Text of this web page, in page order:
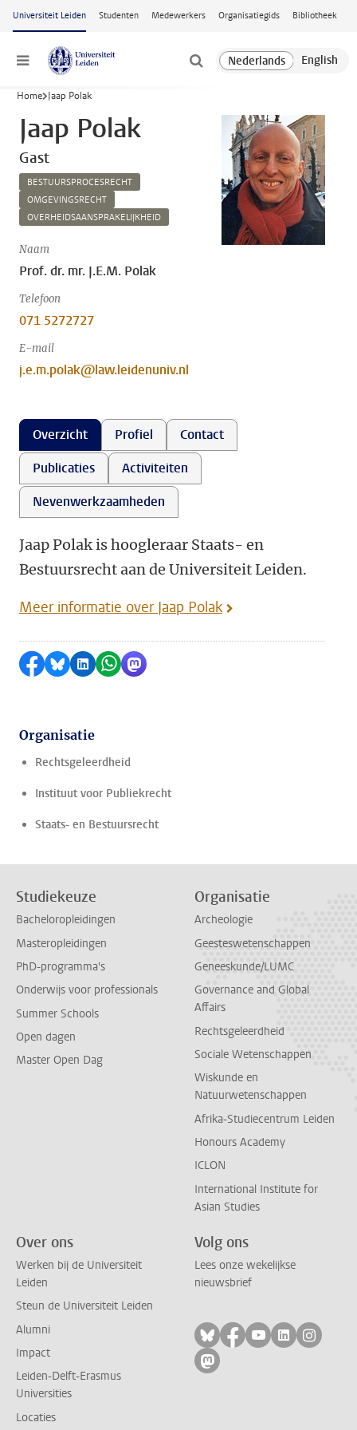
Ga naar hoofdinhoud
Universiteit Leiden Studenten Medewerkers Organisatiegids Bibliotheek
Menu
Home Jaap Polak
Jaap Polak
Gast
BESTUURSPROCESRECHT
OMGEVINGSRECHT
OVERHEIDSAANSPRAKELIJKHEID
Naam
Prof. dr. mr. J.E.M. Polak
Telefoon
071 5272727
E-mail
j.e.m.polak@law.leidenuniv.nl
Overzicht Profiel
Contact
Publicaties
Activiteiten
Nevenwerkzaamheden
Jaap Polak is hoogleraar Staats- en
Bestuursrecht aan de Universiteit Leiden.
Meer informatie over Jaap Polak
Delen op Facebook
Delen via Bluesky
Delen op LinkedIn
Delen via WhatsApp
Delen via Mastodon
Organisatie
Rechtsgeleerdheid
Instituut voor Publiekrecht
Staats- en Bestuursrecht
Studiekeuze
Bacheloropleidingen
Masteropleidingen
PhD-programma's
Onderwijs voor professionals
Summer Schools
Open dagen
Master Open Dag
Organisatie
Archeologie
Geesteswetenschappen
Geneeskunde/LUMC
Governance and Global
Affairs
Rechtsgeleerdheid
Sociale Wetenschappen
Wiskunde en
Natuurwetenschappen
Afrika-Studiecentrum Leiden
Honours Academy
ICLON
International Institute for
Asian Studies
Over ons
Werken bij de Universiteit
Leiden
Steun de Universiteit Leiden
Alumni
Impact
Leiden-Delft-Erasmus
Universities
Locaties
Volg ons
Lees onze wekelijkse
nieuwsbrief
Volg ons op bluesky
Volg ons op
Volg ons op
Volg ons
Volg
Volg ons op mastodon